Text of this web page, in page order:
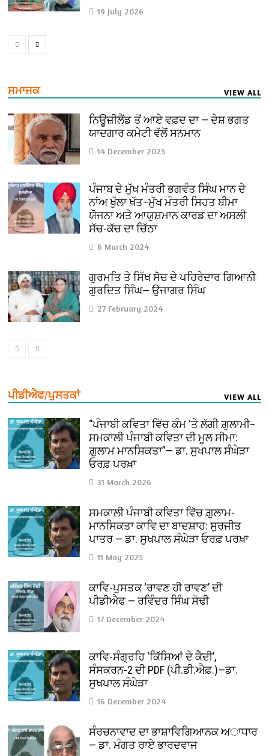
19 July 2026
ਸਮਾਜਕ VIEW ALL
ਨਿਊਜ਼ੀਲੈਂਡ ਤੋਂ ਆਏ ਵਫ਼ਦ ਦਾ — ਦੇਸ਼ ਭਗਤ
ਯਾਦਗਾਰ ਕਮੇਟੀ ਵੱਲੋਂ ਸਨਮਾਨ
14 December 2025
ਪੰਜਾਬ ਦੇ ਮੁੱਖ ਮੰਤਰੀ ਭਗਵੰਤ ਸਿੰਘ ਮਾਨ ਦੇ
ਨਾਂਅ ਖੁੱਲਾ ਖ਼ੱਤ–ਮੁੱਖ ਮੰਤਰੀ ਸਿਹਤ ਬੀਮਾ
ਯੋਜਨਾ ਅਤੇ ਆਯੁਸ਼ਮਾਨ ਕਾਰਡ ਦਾ ਅਸਲੀ
ਸੱਚ-ਕੱਚ ਦਾ ਚਿੱਠਾ
6 March 2024
ਗੁਰਮਤਿ ਤੇ ਸਿੱਖ ਸੋਚ ਦੇ ਪਹਿਰੇਦਾਰ ਗਿਆਨੀ
ਗੁਰਦਿਤ ਸਿੰਘ— ਉਜਾਗਰ ਸਿੰਘ
27 February 2024
ਪੀਡੀਐਫ/ਪੁਸਤਕਾਂ VIEW ALL
“ਪੰਜਾਬੀ ਕਵਿਤਾ ਵਿੱਚ ਕੰਮ ‘ਤੇ ਲੱਗੀ ਗ਼ੁਲਾਮੀ–
ਸਮਕਾਲੀ ਪੰਜਾਬੀ ਕਵਿਤਾ ਦੀ ਮੂਲ ਸੀਮਾ:
ਗ਼ੁਲਾਮ ਮਾਨਸਿਕਤਾ”— ਡਾ. ਸੁਖਪਾਲ ਸੰਘੇੜਾ
ਓਰਫ਼ ਪਰਖ਼ਾ
31 March 2026
ਸਮਕਾਲੀ ਪੰਜਾਬੀ ਕਵਿਤਾ ਵਿੱਚ ਗ਼ੁਲਾਮ-
ਮਾਨਸਿਕਤਾ ਕਾਵਿ ਦਾ ਬਾਦਸ਼ਾਹ: ਸੁਰਜੀਤ
ਪਾਤਰ — ਡਾ. ਸੁਖਪਾਲ ਸੰਘੇੜਾ ਓਰਫ਼ ਪਰਖ਼ਾ
11 May 2025
ਕਾਵਿ-ਪੁਸਤਕ ‘ਰਾਵਣ ਹੀ ਰਾਵਣ’ ਦੀ
ਪੀਡੀਐਫ — ਰਵਿੰਦਰ ਸਿੰਘ ਸੋਢੀ
17 December 2024
ਕਾਵਿ-ਸੰਗ੍ਰਹਿ ‘ਕਿੱਸਿਆਂ ਦੇ ਕੈਦੀ’,
ਸੰਸਕਰਨ-2 ਦੀ PDF (ਪੀ.ਡੀ.ਐਫ਼.)—ਡਾ.
ਸੁਖਪਾਲ ਸੰਘੇੜਾ
16 December 2024
ਸੰਰਚਨਾਵਾਦ ਦਾ ਭਾਸ਼ਾਵਿਗਿਆਨਕ ਅਾਧਾਰ
— ਡਾ. ਮੰਗਤ ਰਾਏ ਭਾਰਦਵਾਜ